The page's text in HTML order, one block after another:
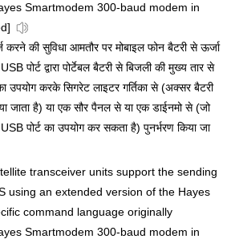
Smartmodem 300-baud modem in
करने की सुविधा आमतौर पर मोबाइल फोन बैटरी से ऊर्जा
पोर्ट द्वारा पोर्टेबल बैटरी से बिजली की मुख्य तार से
करके सिगरेट लाइटर गर्तिका से (अक्सर बैटरी
जाता है) या एक सौर पैनल से या एक डाईनमो से (जो
पोर्ट का उपयोग कर सकता है) पुनर्भरण किया जा
transceiver units support the sending
using an extended version of the Hayes
command language originally
Smartmodem 300-baud modem in